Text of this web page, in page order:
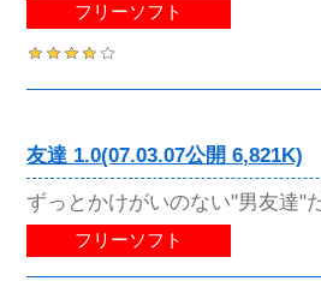
フリーソフト
友達 1.0(07.03.07公開 6,821K)
ずっとかけがいのない"男友達"
フリーソフト